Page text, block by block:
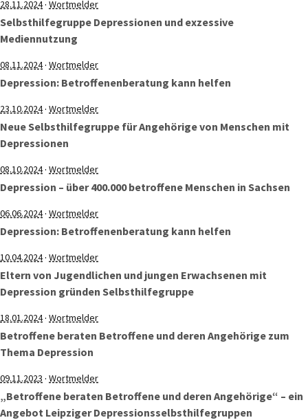
28.11.2024· Wortmelder
Selbsthilfegruppe Depressionen und exzessive
Mediennutzung
08.11.2024· Wortmelder
Depression: Betroffenenberatung kann helfen
23.10.2024· Wortmelder
Neue Selbsthilfegruppe für Angehörige von Menschen mit
Depressionen
08.10.2024· Wortmelder
Depression – über 400.000 betroffene Menschen in Sachsen
06.06.2024· Wortmelder
Depression: Betroffenenberatung kann helfen
10.04.2024· Wortmelder
Eltern von Jugendlichen und jungen Erwachsenen mit
Depression gründen Selbsthilfegruppe
18.01.2024· Wortmelder
Betroffene beraten Betroffene und deren Angehörige zum
Thema Depression
09.11.2023 · Wortmelder
„Betroffene beraten Betroffene und deren Angehörige“ – ein
Angebot Leipziger Depressionsselbsthilfegruppen